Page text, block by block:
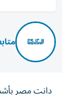
دانت مصر